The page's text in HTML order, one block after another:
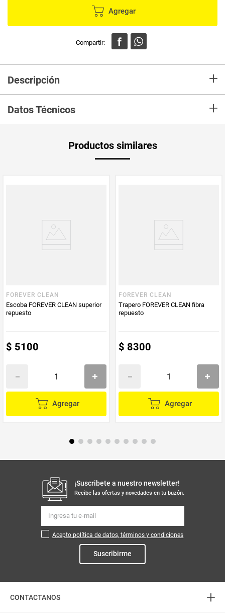
Agregar
Descripción +
Datos Técnicos +
Productos similares
FOREVER CLEAN
Escoba FOREVER CLEAN superior
repuesto
$ 5100
Agregar
FOREVER CLEAN
Trapero FOREVER CLEAN fibra
repuesto
$ 8300
Agregar
¡Suscribete a nuestro newsletter!
Recibe las ofertas y novedades en tu buzón.
Acepto política de datos, términos y condiciones
Suscribirme
CONTACTANOS +